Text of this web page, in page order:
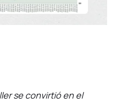
se convirtió en el